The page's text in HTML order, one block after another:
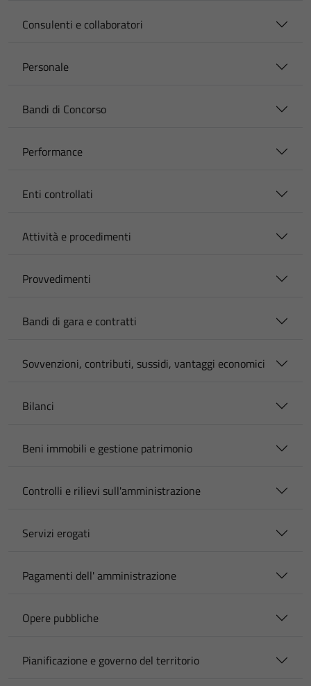
Consulenti e collaboratori
Personale
Bandi di Concorso
Performance
Enti controllati
Attività e procedimenti
Provvedimenti
Bandi di gara e contratti
Sovvenzioni, contributi, sussidi, vantaggi economici
Bilanci
Beni immobili e gestione patrimonio
Controlli e rilievi sull'amministrazione
Servizi erogati
Pagamenti dell' amministrazione
Opere pubbliche
Pianificazione e governo del territorio